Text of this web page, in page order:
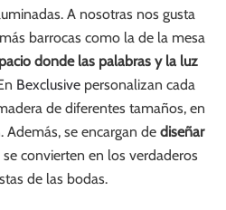
A nosotras nos gusta
barrocas como la de la mesa
donde las palabras y la luz
Bexclusivepersonalizan cada
de diferentes tamaños, en
Además, se encargan dediseñar
convierten en los verdaderos
de las bodas.